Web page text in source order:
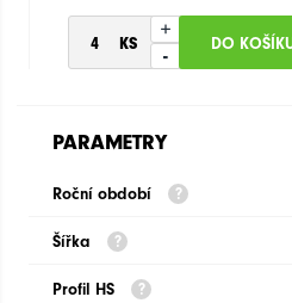
+
-
PARAMETRY
Roční období
Šířka
Profil HS